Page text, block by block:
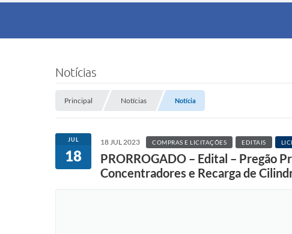
Notícias
Principal Notícias Notícia
JUL
18
18 JUL 2023 COMPRAS E LICITAÇÕES EDITAIS
PRORROGADO – Edital – Pregão
Concentradores e Recarga de